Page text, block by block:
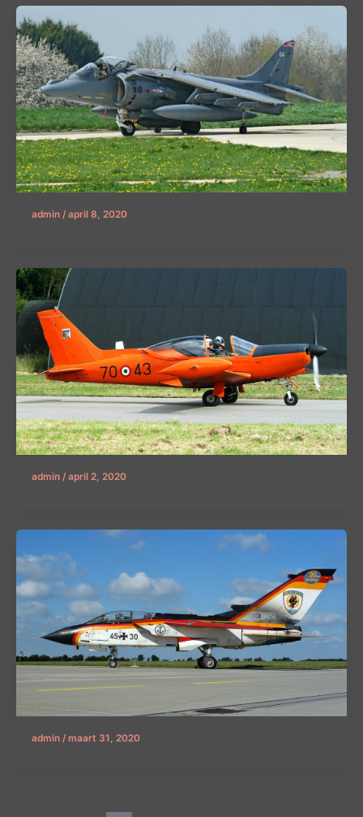
admin / april 8, 2020
admin / april 2, 2020
admin / maart 31, 2020